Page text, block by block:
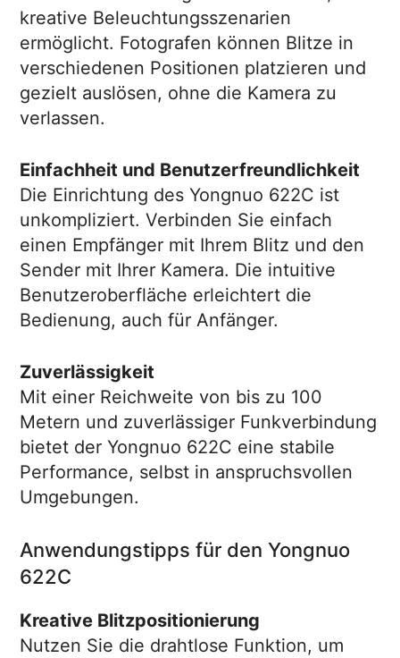
kreative Beleuchtungsszenarien
ermöglicht. Fotografen können Blitze in
verschiedenen Positionen platzieren und
gezielt auslösen, ohne die Kamera zu
verlassen.
Einfachheit und Benutzerfreundlichkeit
Die Einrichtung des Yongnuo 622C ist
unkompliziert. Verbinden Sie einfach
einen Empfänger mit Ihrem Blitz und den
Sender mit Ihrer Kamera. Die intuitive
Benutzeroberfläche erleichtert die
Bedienung, auch für Anfänger.
Zuverlässigkeit
Mit einer Reichweite von bis zu 100
Metern und zuverlässiger Funkverbindung
bietet der Yongnuo 622C eine stabile
Performance, selbst in anspruchsvollen
Umgebungen.
Anwendungstipps für den Yongnuo
622C
Kreative Blitzpositionierung
Nutzen Sie die drahtlose Funktion, um